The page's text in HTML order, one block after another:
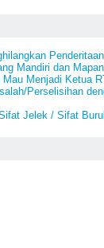
Mandiri dan
Menjadi Ketua
Perselisihan
Jelek / Sifat